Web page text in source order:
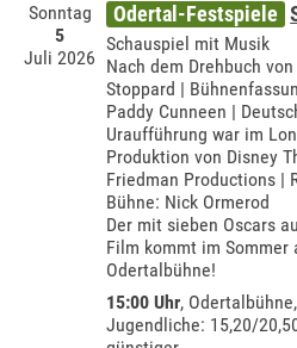
Sonntag
5
Juli 2026
Odertal-Festspiele
Schauspiel mit Musik
Nach dem Drehbuch
Stoppard |
Paddy Cunneen |
Uraufführung war im
Produktion von Disney
Friedman Productions |
Bühne: Nick Ormerod
Der mit sieben Oscars
Film kommt im
Odertalbühne!
15:00 Uhr, Odertalbühne
Jugendliche: 15,20/